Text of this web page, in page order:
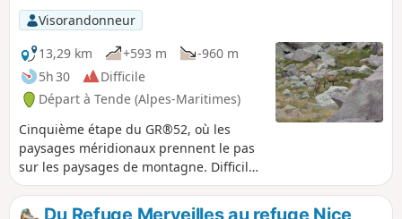
Visorandonneur
13,29 km
+593 m
-960 m
5h 30
Difficile
Départ à Tende (Alpes-Maritimes)
Cinquième étape du GR®52, où les
paysages méridionaux prennent le pas
sur les paysages de montagne. Difficile
par son dénivelé, cette étape suit
l'ancienne frontière italienne ou vous